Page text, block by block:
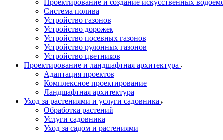
Проектирование и создание искусственных
Система полива
Устройство газонов
Устройство дорожек
Устройство посевных газонов
Устройство рулонных газонов
Устройство цветников
Проектирование и ландшафтная архитектура
Адаптация проектов
Комплексное проектирование
Ландшафтная архитектура
Уход за растениями и услуги садовника
Обработка растений
Услуги садовника
Уход за садом и растениями